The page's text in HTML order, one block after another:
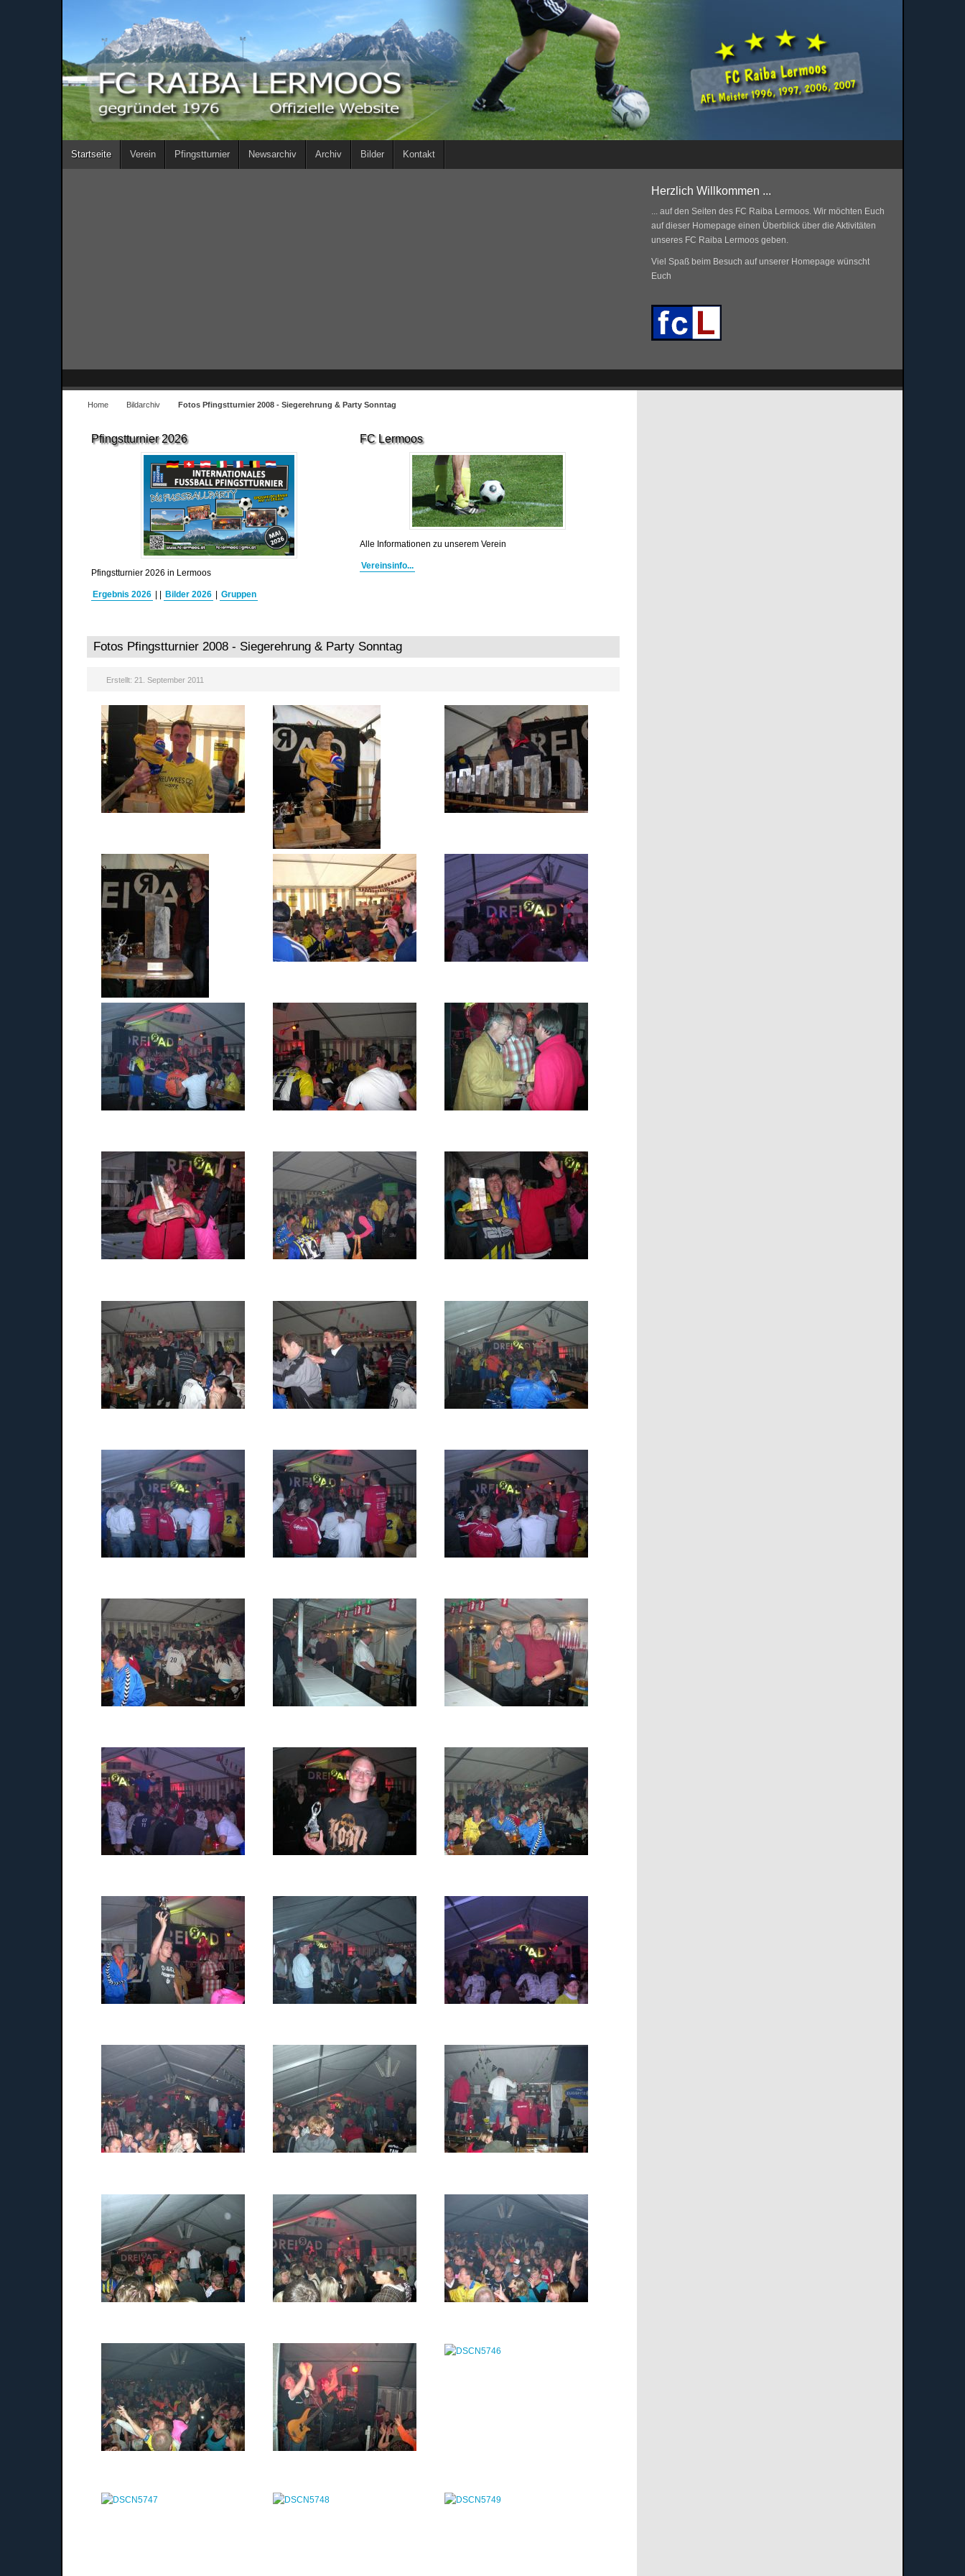
Startseite Verein Pfingstturnier Newsarchiv Archiv Bilder Kontakt
Herzlich Willkommen ...
... auf den Seiten des FC Raiba Lermoos. Wir möchten Euch
auf dieser Homepage einen Überblick über die Aktivitäten
unseres FC Raiba Lermoos geben.
Viel Spaß beim Besuch auf unserer Homepage wünscht
Euch
Home Bildarchiv Fotos Pfingstturnier 2008 - Siegerehrung & Party Sonntag
Pfingstturnier 2026
Pfingstturnier 2026 in Lermoos
Ergebnis 2026 Bilder 2026 Gruppen
FC Lermoos
Alle Informationen zu unserem Verein
Vereinsinfo...
Fotos Pfingstturnier 2008 - Siegerehrung & Party Sonntag
Erstellt: 21. September 2011